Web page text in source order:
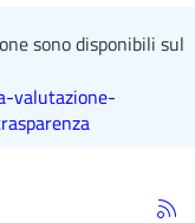
sono disponibili sul
valutazione-